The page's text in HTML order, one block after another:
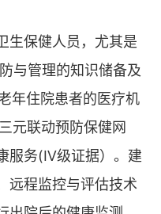
生保健人员，尤其是
与管理的知识储备及
年住院患者的医疗机
元联动预防保健网
服务(Ⅳ级证据）。建
远程监控与评估技术